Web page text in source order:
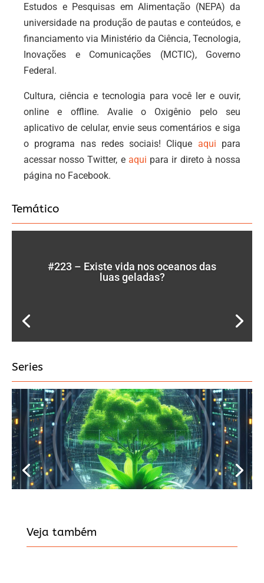
Estudos e Pesquisas em Alimentação (NEPA) da
universidade na produção de pautas e conteúdos, e
financiamento via Ministério da Ciência, Tecnologia,
Inovações e Comunicações (MCTIC), Governo
Federal.
Cultura, ciência e tecnologia para você ler e ouvir,
online e offline. Avalie o Oxigênio pelo seu
aplicativo de celular, envie seus comentários e siga
o programa nas redes sociais! Clique aqui para
acessar nosso Twitter, e aqui para ir direto à nossa
página no Facebook.
Temático
#223 – Existe vida nos oceanos das
luas geladas?
Series
Veja também